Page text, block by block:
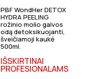
PBF WondHer DETOX
HYDRA PEELING
rožinio molio galvos
odą detoksikuojanti,
šveičiamoji kaukė
500ml.
IŠSKIRTINAI
PROFESIONALAMS